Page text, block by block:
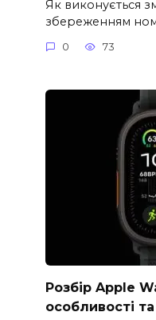
Як виконується
збереженням
0 73
Розбір Apple
особливості